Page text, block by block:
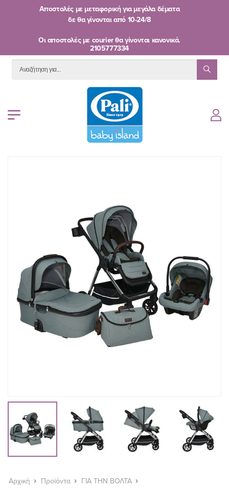
Αποστολές με μεταφορική για μεγάλα δέματα
δε θα γίνονται από 10-24/8
Oι αποστολές με courier θα γίνονται κανονικά.
2105777334
Αρχική Προϊόντα ΓΙΑ ΤΗΝ ΒΟΛΤΑ